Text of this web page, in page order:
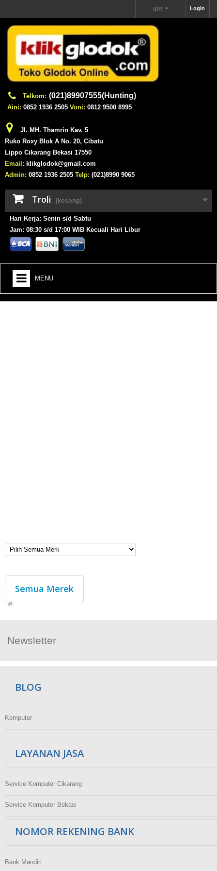
Login
IDR
Telkom: (021)89907555(Hunting)
Aini: 0852 1936 2505 Voni: 0812 9500 8995
Jl. MH. Thamrin Kav. 5
Ruko Roxy Blok A No. 20, Cibatu
Lippo Cikarang Bekasi 17550
Email: klikglodok@gmail.com
Admin: 0852 1936 2505 Telp: (021)8990 9065
Troli (kosong)
Hari Kerja: Senin s/d Sabtu
Jam: 08:30 s/d 17:00 WIB Kecuali Hari Libur
MENU
Semua Merek
Newsletter
BLOG
Komputer
LAYANAN JASA
Service Komputer Cikarang
Service Komputer Bekasi
NOMOR REKENING BANK
Bank Mandiri